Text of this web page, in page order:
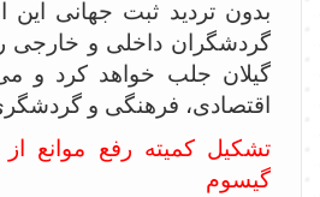
بدون تردید ثبت جهانی این
گردشگران داخلی و خارجی
گیلان جلب خواهد کرد و
اقتصادی، فرهنگی و
تشکیل کمیته رفع موانع
گیسوم